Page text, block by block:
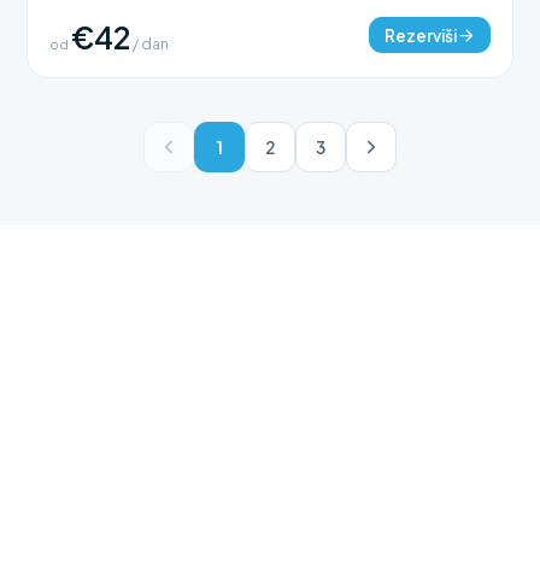
od €42 / dan Rezerviši
1 2 3